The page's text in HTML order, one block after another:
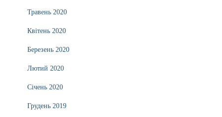
Травень 2020
Квітень 2020
Березень 2020
Лютий 2020
Січень 2020
Грудень 2019